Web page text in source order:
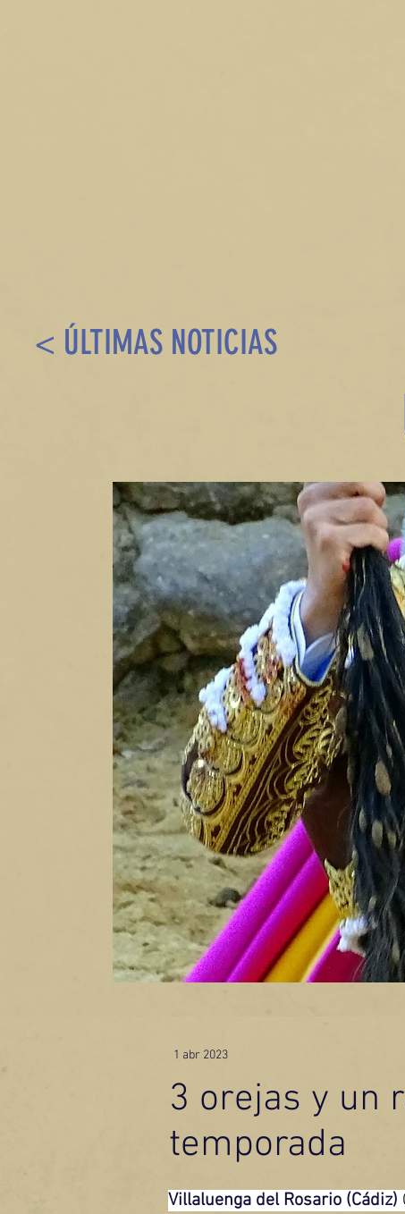
< ÚLTIMAS NOTICIAS
1 abr 2023
3 orejas y un
temporada
Villaluenga del Rosario (Cádiz)